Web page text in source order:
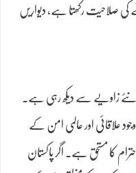
کی صلاحیت رکھتا ہے، دیواریں
نئے زاویے سے دیکھ رہی ہے۔
علاقائی اور عالمی امن کے
احترام کا مستحق ہے۔ اگر پاکستان